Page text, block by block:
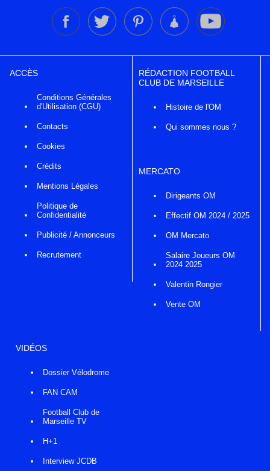
ACCÈS
Conditions Générales
d'Utilisation (CGU)
Contacts
Cookies
Crédits
Mentions Légales
Politique de
Confidentialité
Publicité / Annonceurs
Recrutement
RÉDACTION FOOTBALL
CLUB DE MARSEILLE
Histoire de l'OM
Qui sommes nous ?
MERCATO
Dirigeants OM
Effectif OM 2024 / 2025
OM Mercato
Salaire Joueurs OM
2024 2025
Valentin Rongier
Vente OM
VIDÉOS
Dossier Vélodrome
FAN CAM
Football Club de
Marseille TV
H+1
Interview JCDB